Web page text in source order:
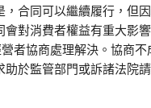
合同可以繼續履行，但因
會對消費者權益有重大影
營者協商處理解決。協商
助於監管部門或訴諸法院